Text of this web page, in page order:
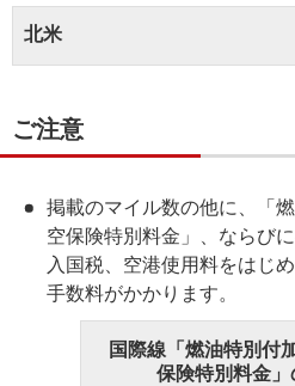
北米
ご注意
掲載のマイル数の他に、「
空保険特別料金」、ならび
入国税、空港使用料をはじ
手数料がかかります。
国際線「燃油特別付
保険特別料金」